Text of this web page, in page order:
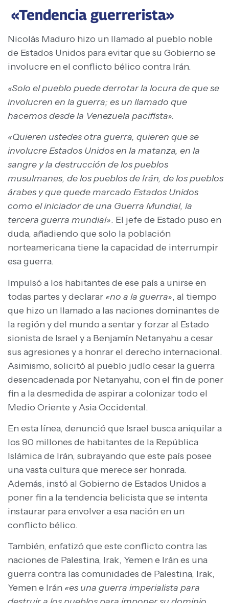
«Tendencia guerrerista»
Nicolás Maduro hizo un llamado al pueblo noble
de Estados Unidos para evitar que su Gobierno se
involucre en el conflicto bélico contra Irán.
«Solo el pueblo puede derrotar la locura de que se
involucren en la guerra; es un llamado que
hacemos desde la Venezuela pacifista».
«Quieren ustedes otra guerra, quieren que se
involucre Estados Unidos en la matanza, en la
sangre y la destrucción de los pueblos
musulmanes, de los pueblos de Irán, de los pueblos
árabes y que quede marcado Estados Unidos
como el iniciador de una Guerra Mundial, la
tercera guerra mundial». El jefe de Estado puso en
duda, añadiendo que solo la población
norteamericana tiene la capacidad de interrumpir
esa guerra.
Impulsó a los habitantes de ese país a unirse en
todas partes y declarar «no a la guerra», al tiempo
que hizo un llamado a las naciones dominantes de
la región y del mundo a sentar y forzar al Estado
sionista de Israel y a Benjamín Netanyahu a cesar
sus agresiones y a honrar el derecho internacional.
Asimismo, solicitó al pueblo judío cesar la guerra
desencadenada por Netanyahu, con el fin de poner
fin a la desmedida de aspirar a colonizar todo el
Medio Oriente y Asia Occidental.
En esta línea, denunció que Israel busca aniquilar a
los 90 millones de habitantes de la República
Islámica de Irán, subrayando que este país posee
una vasta cultura que merece ser honrada.
Además, instó al Gobierno de Estados Unidos a
poner fin a la tendencia belicista que se intenta
instaurar para envolver a esa nación en un
conflicto bélico.
También, enfatizó que este conflicto contra las
naciones de Palestina, Irak, Yemen e Irán es una
guerra contra las comunidades de Palestina, Irak,
Yemen e Irán «es una guerra imperialista para